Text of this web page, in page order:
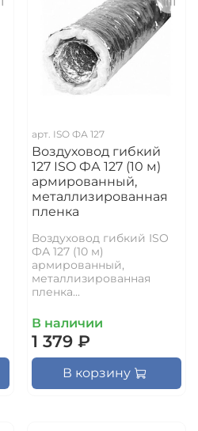
арт. ISO ФА 127
Воздуховод гибкий
127 ISO ФА 127 (10 м)
армированный,
металлизированная
пленка
Воздуховод гибкий ISO
ФА 127 (10 м)
армированный,
металлизированная
пленка...
В наличии
1 379 ₽
В корзину